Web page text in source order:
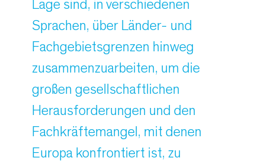
Lage sind, in verschiedenen
Sprachen, über Länder- und
Fachgebietsgrenzen hinweg
zusammenzuarbeiten, um die
großen gesellschaftlichen
Herausforderungen und den
Fachkräftemangel, mit denen
Europa konfrontiert ist, zu